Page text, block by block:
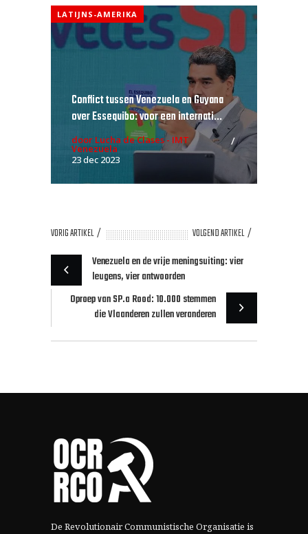
LATIJNS-AMERIKA
Conflict tussen Venezuela en Guyana
over Essequibo: voor een internati...
door Lucha de Clases - IMT
Venezuela
23 dec 2023
VORIG ARTIKEL
VOLGEND ARTIKEL
Venezuela en de vrije meningsuiting: vier
leugens, vier antwoorden
Oproep van SP.a Rood: 10.000 stemmen
die Vlaanderen zullen veranderen
De Revolutionair Communistische Organisatie is